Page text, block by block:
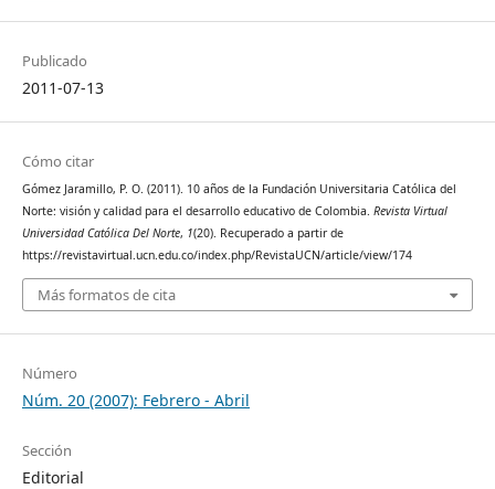
Publicado
2011-07-13
Cómo citar
Gómez Jaramillo, P. O. (2011). 10 años de la Fundación Universitaria Católica del
Norte: visión y calidad para el desarrollo educativo de Colombia. Revista Virtual
Universidad Católica Del Norte, 1(20). Recuperado a partir de
https://revistavirtual.ucn.edu.co/index.php/RevistaUCN/article/view/174
Más formatos de cita
Número
Núm. 20 (2007): Febrero - Abril
Sección
Editorial